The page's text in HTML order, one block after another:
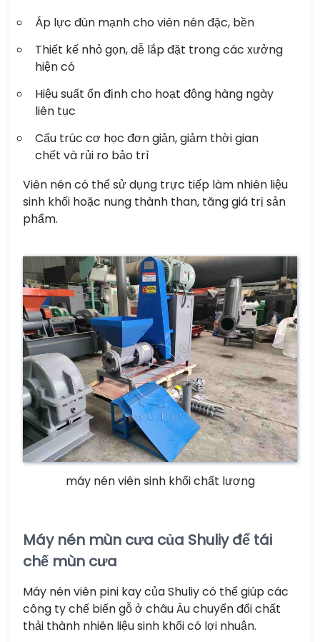
Áp lực đùn mạnh cho viên nén đặc, bền
Thiết kế nhỏ gọn, dễ lắp đặt trong các xưởng
hiện có
Hiệu suất ổn định cho hoạt động hàng ngày
liên tục
Cấu trúc cơ học đơn giản, giảm thời gian
chết và rủi ro bảo trì
Viên nén có thể sử dụng trực tiếp làm nhiên liệu
sinh khối hoặc nung thành than, tăng giá trị sản
phẩm.
máy nén viên sinh khối chất lượng
Máy nén mùn cưa của Shuliy để tái
chế mùn cưa
Máy nén viên pini kay của Shuliy có thể giúp các
công ty chế biến gỗ ở châu Âu chuyển đổi chất
thải thành nhiên liệu sinh khối có lợi nhuận.